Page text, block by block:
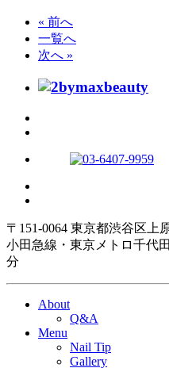
« 前へ
一覧へ
次へ »
〒151-0064 東京都渋谷区上
小田急線・東京メトロ千代
分
About
Q&A
Menu
Nail Tip
Gallery